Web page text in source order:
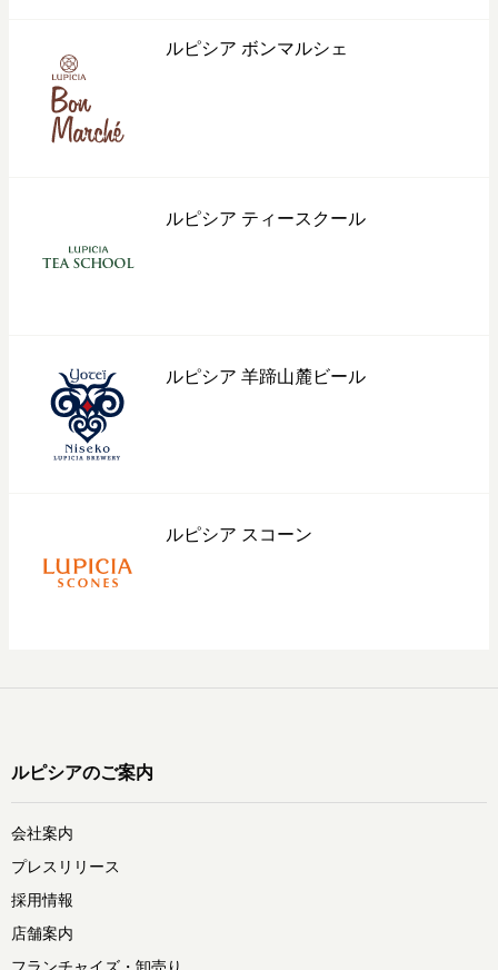
ルピシア ボンマルシェ
ルピシア ティースクール
ルピシア 羊蹄山麓ビール
ルピシア スコーン
ルピシアのご案内
会社案内
プレスリリース
採用情報
店舗案内